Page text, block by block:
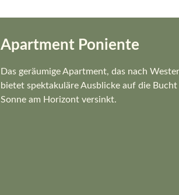
Apartment Poniente
Das geräumige Apartment, das nach
bietet spektakuläre Ausblicke auf die
Sonne am Horizont versinkt.